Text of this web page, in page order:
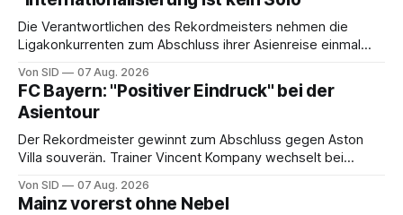
Die Verantwortlichen des Rekordmeisters nehmen die
Ligakonkurrenten zum Abschluss ihrer Asienreise einmal
Von SID 07 Aug. 2026
FC Bayern: "Positiver Eindruck" bei der
Asientour
Der Rekordmeister gewinnt zum Abschluss gegen Aston
Villa souverän. Trainer Vincent Kompany wechselt bei
Von SID 07 Aug. 2026
Mainz vorerst ohne Nebel